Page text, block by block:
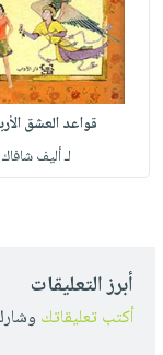
قواعد العشق
لـ أليف شافاك
أبرز التعليقات
أكتب تعليقاتك